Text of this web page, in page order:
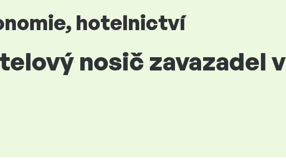
hotelnictví
nosič zavazadel v